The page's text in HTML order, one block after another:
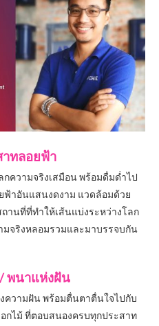
าทลอยฟ้า
กความจริงเสมือน พร้อมดื่มด่ำไป
ฟ้าอันแสนงดงาม แวดล้อมด้วย
านที่ที่ทำให้เส้นแบ่งระหว่างโลก
มจริงหลอมรวมและมาบรรจบกัน
/ พนาแห่งฝัน
วามฝัน พร้อมตื่นตาตื่นใจไปกับ
กไม้ ที่ตอบสนองครบทุกประสาท